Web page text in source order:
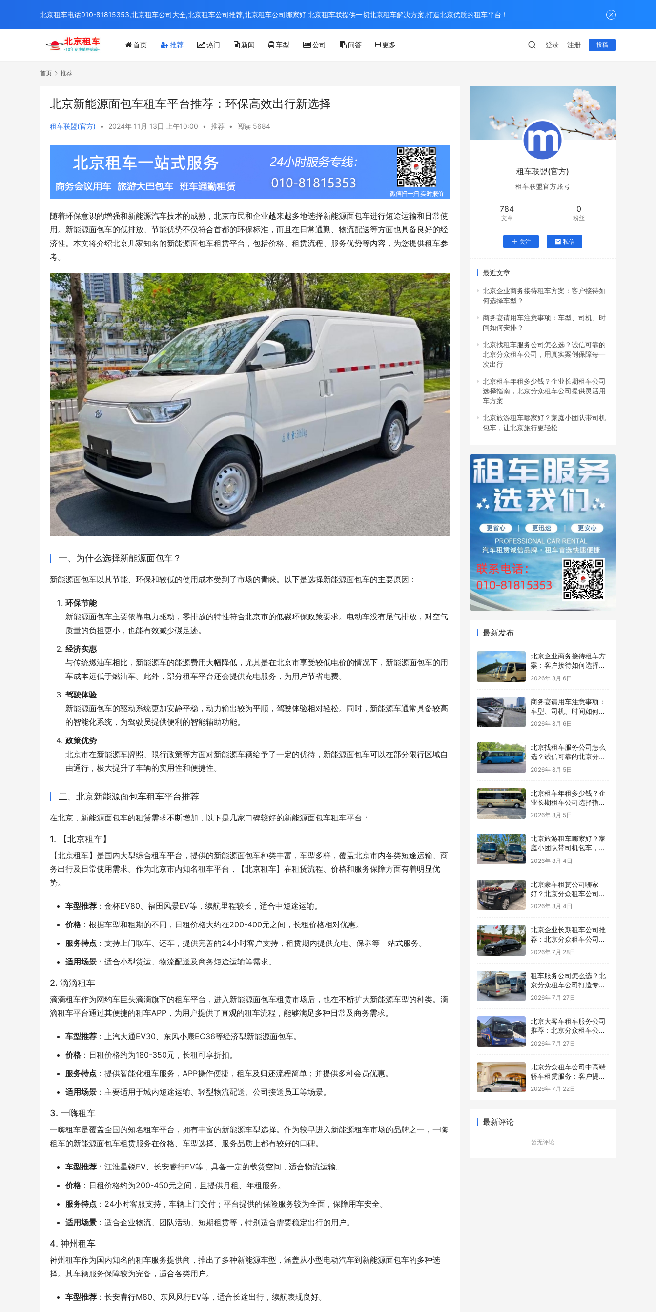
首页 推荐 热门 新闻 车型 公司 问答 更多 登录 注册 投稿
首页 推荐
北京新能源面包车租车平台推荐：环保高效出行新选择
租车联盟(官方) • 2024年 11月 13日 上午10:00 • 推荐 • 阅读 5684
随着环保意识的增强和新能源汽车技术的成熟，北京市民和企业越来越多地选择新能源面包车进行短途运输和日常使
用。新能源面包车的低排放、节能优势不仅符合首都的环保标准，而且在日常通勤、物流配送等方面也具备良好的经
济性。本文将介绍北京几家知名的新能源面包车租赁平台，包括价格、租赁流程、服务优势等内容，为您提供租车参
考。
一、为什么选择新能源面包车？
新能源面包车以其节能、环保和较低的使用成本受到了市场的青睐。以下是选择新能源面包车的主要原因：
环保节能
新能源面包车主要依靠电力驱动，零排放的特性符合北京市的低碳环保政策要求。电动车没有尾气排放，对空气
质量的负担更小，也能有效减少碳足迹。
经济实惠
与传统燃油车相比，新能源车的能源费用大幅降低，尤其是在北京市享受较低电价的情况下，新能源面包车的用
车成本远低于燃油车。此外，部分租车平台还会提供充电服务，为用户节省电费。
驾驶体验
新能源面包车的驱动系统更加安静平稳，动力输出较为平顺，驾驶体验相对轻松。同时，新能源车通常具备较高
的智能化系统，为驾驶员提供便利的智能辅助功能。
政策优势
北京市在新能源车牌照、限行政策等方面对新能源车辆给予了一定的优待，新能源面包车可以在部分限行区域自
由通行，极大提升了车辆的实用性和便捷性。
二、北京新能源面包车租车平台推荐
在北京，新能源面包车的租赁需求不断增加，以下是几家口碑较好的新能源面包车租车平台：
1. 【北京租车】
【北京租车】是国内大型综合租车平台，提供的新能源面包车种类丰富，车型多样，覆盖北京市内各类短途运输、商
务出行及日常使用需求。作为北京市内知名租车平台，【北京租车】在租赁流程、价格和服务保障方面有着明显优
势。
车型推荐 ：金杯EV80、福田风景EV等，续航里程较长，适合中短途运输。
价格 ：根据车型和租期的不同，日租价格大约在200-400元之间，长租价格相对优惠。
服务特点 ：支持上门取车、还车，提供完善的24小时客户支持，租赁期内提供充电、保养等一站式服务。
适用场景 ：适合小型货运、物流配送及商务短途运输等需求。
2. 滴滴租车
滴滴租车作为网约车巨头滴滴旗下的租车平台，进入新能源面包车租赁市场后，也在不断扩大新能源车型的种类。滴
滴租车平台通过其便捷的租车APP，为用户提供了直观的租车流程，能够满足多种日常及商务需求。
车型推荐 ：上汽大通EV30、东风小康EC36等经济型新能源面包车。
价格 ：日租价格约为180-350元，长租可享折扣。
服务特点 ：提供智能化租车服务，APP操作便捷，租车及归还流程简单；并提供多种会员优惠。
适用场景 ：主要适用于城内短途运输、轻型物流配送、公司接送员工等场景。
3. 一嗨租车
一嗨租车是覆盖全国的知名租车平台，拥有丰富的新能源车型选择。作为较早进入新能源租车市场的品牌之一，一嗨
租车的新能源面包车租赁服务在价格、车型选择、服务品质上都有较好的口碑。
车型推荐 ：江淮星锐EV、长安睿行EV等，具备一定的载货空间，适合物流运输。
价格 ：日租价格约为200-450元之间，且提供月租、年租服务。
服务特点 ：24小时客服支持，车辆上门交付；平台提供的保险服务较为全面，保障用车安全。
适用场景 ：适合企业物流、团队活动、短期租赁等，特别适合需要稳定出行的用户。
4. 神州租车
神州租车作为国内知名的租车服务提供商，推出了多种新能源车型，涵盖从小型电动汽车到新能源面包车的多种选
择。其车辆服务保障较为完备，适合各类用户。
车型推荐 ：长安睿行M80、东风风行EV等，适合长途出行，续航表现良好。
租车联盟(官方)
租车联盟官方账号
784
文章
0
粉丝
关注 私信
最近文章
北京企业商务接待租车方案：客户接待如
何选择车型？
商务宴请用车注意事项：车型、司机、时
间如何安排？
北京找租车服务公司怎么选？诚信可靠的
北京分众租车公司，用真实案例保障每一
次出行
北京租车年租多少钱？企业长期租车公司
选择指南，北京分众租车公司提供灵活用
车方案
北京旅游租车哪家好？家庭小团队带司机
包车，让北京旅行更轻松
最新发布
北京企业商务接待租车方
案：客户接待如何选择车
型？
2026年 8月 6日
商务宴请用车注意事项：
车型、司机、时间如何安
排？
2026年 8月 6日
北京找租车服务公司怎么
选？诚信可靠的北京分众
租车公司，用真实案例保
障每一次出行
2026年 8月 5日
北京租车年租多少钱？企
业长期租车公司选择指
南，北京分众租车公司提
供灵活用车方案
2026年 8月 5日
北京旅游租车哪家好？家
庭小团队带司机包车，让
北京旅行更轻松
2026年 8月 4日
北京豪车租赁公司哪家
好？北京分众租车公司提
供高品质商务豪车出行服
2026年 8月 4日
北京企业长期租车公司推
荐：北京分众租车公司提
供稳定高效的企业用车方
2026年 7月 28日
租车服务公司怎么选？北
京分众租车公司打造专业
可靠的用车服务平台
2026年 7月 27日
北京大客车租车服务公司
推荐：北京分众租车公司
为团队出行提供专业保障
2026年 7月 27日
北京分众租车公司中高端
轿车租赁服务：客户提案
与广告拍摄用车推荐，车
型新更有品质
2026年 7月 22日
最新评论
暂无评论
北京租车电话010-81815353,北京租车公司大全,北京租车公司推荐,北京租车公司哪家好,北京租车联提供一切北京租车解决方案,打造北京优质的租车平台！